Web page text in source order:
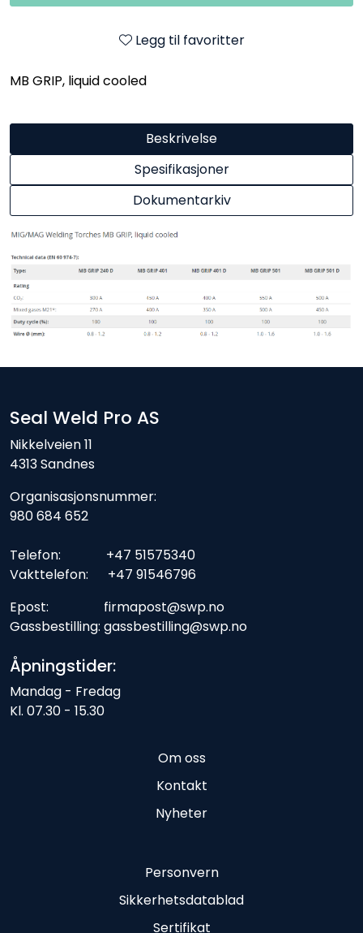
Legg til favoritter
MB GRIP, liquid cooled
Beskrivelse
Spesifikasjoner
Dokumentarkiv
Seal Weld Pro AS
Nikkelveien 11
4313 Sandnes
Organisasjonsnummer:
980 684 652
Telefon: +47 51575340
Vakttelefon: +47 91546796
Epost: firmapost@swp.no
Gassbestilling: gassbestilling@swp.no
Åpningstider:
Mandag - Fredag
Kl. 07.30 - 15.30
Om oss
Kontakt
Nyheter
Personvern
Sikkerhetsdatablad
Sertifikat